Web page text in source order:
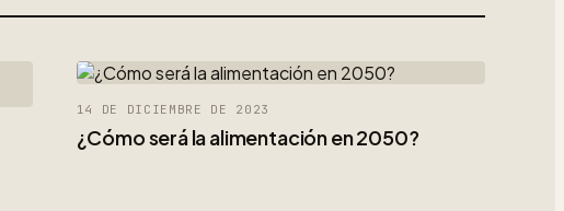
14 DE DICIEMBRE DE 2023
¿Cómo será la alimentación en 2050?